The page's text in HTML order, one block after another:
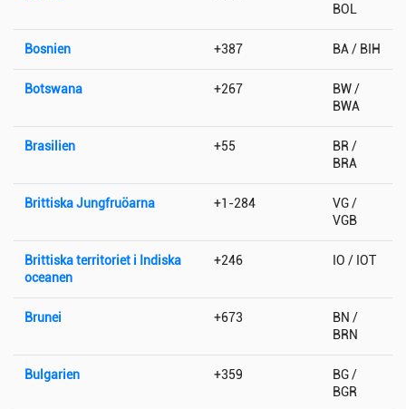
BOL
Bosnien +387 BA / BIH
Botswana +267
BW /
BWA
Brasilien +55
BR /
BRA
Brittiska Jungfruöarna +1-284
VG /
VGB
Brittiska territoriet i Indiska
oceanen
+246 IO / IOT
Brunei +673
BN /
BRN
Bulgarien +359
BG /
BGR